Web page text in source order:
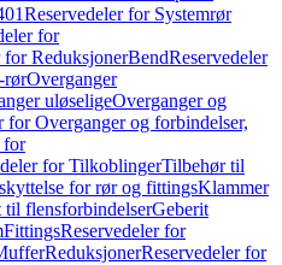
Reservedeler for Systemrør
for
for ReduksjonerBendReservedeler
rørOverganger
uløseligeOverganger og
for Overganger og forbindelser,
for
for TilkoblingerTilbehør til
for rør og fittingsKlammer
til flensforbindelserGeberit
FittingsReservedeler for
ReduksjonerReservedeler for